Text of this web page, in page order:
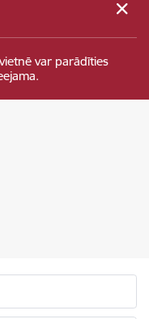
var parādīties